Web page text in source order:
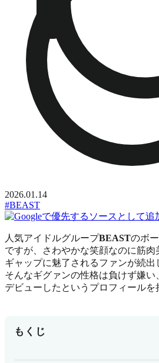
2026.01.14
#BEAST
人気アイドルグループBEASTのボ
ですが、さわやかな笑顔なのに筋
ギャップに魅了されるファンが続出
そんなギグァンの性格は負けず嫌い
デビューしたというプロフィールを
もくじ